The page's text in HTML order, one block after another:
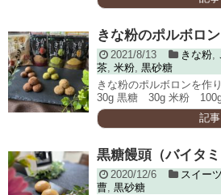
きな粉のポルボロン
2021/8/13 きな粉,
茶, 米粉, 黒砂糖
きな粉のポルボロンを作
30g 黒糖 30g 米粉
記
黒糖饅頭（バイタミ
2020/12/6 スイーツ
曹, 黒砂糖